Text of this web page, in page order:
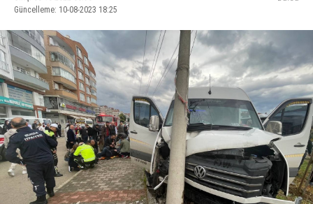
Güncelleme: 10-08-2023 18:25